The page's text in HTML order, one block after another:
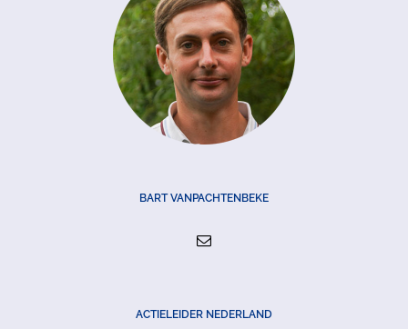
BART VANPACHTENBEKE
ACTIELEIDER NEDERLAND